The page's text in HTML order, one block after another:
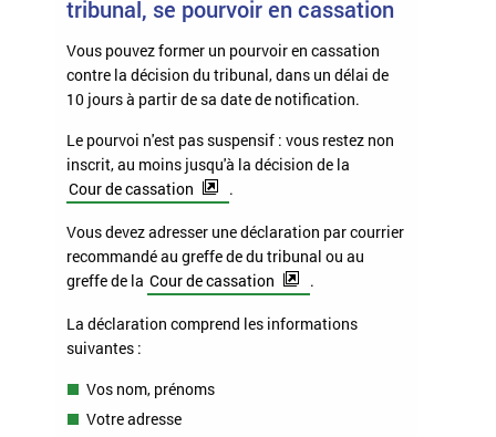
tribunal, se pourvoir en cassation
Vous pouvez former un pourvoir en cassation
contre la décision du tribunal, dans un délai de
10 jours à partir de sa date de notification.
Le pourvoi n'est pas suspensif : vous restez non
inscrit, au moins jusqu'à la décision de la
Cour de cassation
.
Vous devez adresser une déclaration par courrier
recommandé au greffe de du tribunal ou au
greffe de la Cour de cassation .
La déclaration comprend les informations
suivantes :
Vos nom, prénoms
Votre adresse